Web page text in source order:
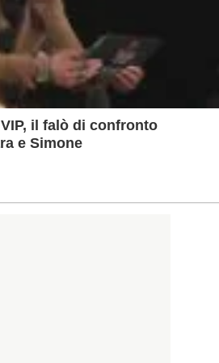
il falò di confronto
e Simone